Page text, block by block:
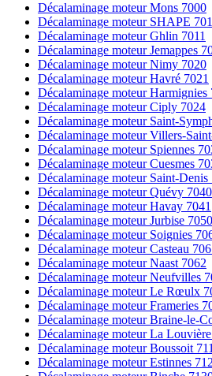
Décalaminage moteur Mons 7000
Décalaminage moteur SHAPE
Décalaminage moteur Ghlin 7011
Décalaminage moteur Jemappes
Décalaminage moteur Nimy 7020
Décalaminage moteur Havré 7021
Décalaminage moteur Harmignies
Décalaminage moteur Ciply 7024
Décalaminage moteur Saint-
Décalaminage moteur Villers-
Décalaminage moteur Spiennes
Décalaminage moteur Cuesmes
Décalaminage moteur Saint-Denis
Décalaminage moteur Quévy 7040
Décalaminage moteur Havay 7041
Décalaminage moteur Jurbise 7050
Décalaminage moteur Soignies
Décalaminage moteur Casteau
Décalaminage moteur Naast 7062
Décalaminage moteur Neufvilles
Décalaminage moteur Le Rœulx
Décalaminage moteur Frameries
Décalaminage moteur Braine-le-
Décalaminage moteur La
Décalaminage moteur Boussoit
Décalaminage moteur Estinnes